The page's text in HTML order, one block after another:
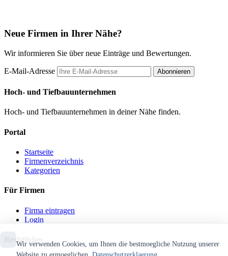
Neue Firmen in Ihrer Nähe?
Wir informieren Sie über neue Einträge und Bewertungen.
E-Mail-Adresse Abonnieren
Hoch- und Tiefbauunternehmen
Hoch- und Tiefbauunternehmen in deiner Nähe finden.
Portal
Startseite
Firmenverzeichnis
Kategorien
Für Firmen
Firma eintragen
Login
Rechtliches
Wir verwenden Cookies, um Ihnen die bestmoegliche Nutzung unserer